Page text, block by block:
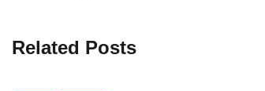
Related Posts